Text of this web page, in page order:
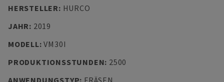
HERSTELLER: HURCO
JAHR: 2019
MODELL:VM30I
PRODUKTIONSSTUNDEN: 2500
ANWENDUNGSTYP: FRÄSEN